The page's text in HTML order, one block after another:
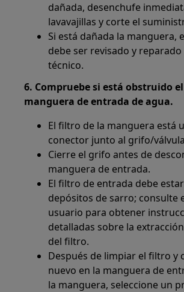
dañada, desenchufe
lavavajillas y corte el
Si está dañada la manguera,
debe ser revisado y
técnico.
6. Compruebe si está obstruido
manguera de entrada de agua.
El filtro de la manguera está
conector junto al grifo/
Cierre el grifo antes de
manguera de entrada.
El filtro de entrada debe
depósitos de sarro; consulte
usuario para obtener
detalladas sobre la
del filtro.
Después de limpiar el filtro y
nuevo en la manguera de
la manguera, seleccione un